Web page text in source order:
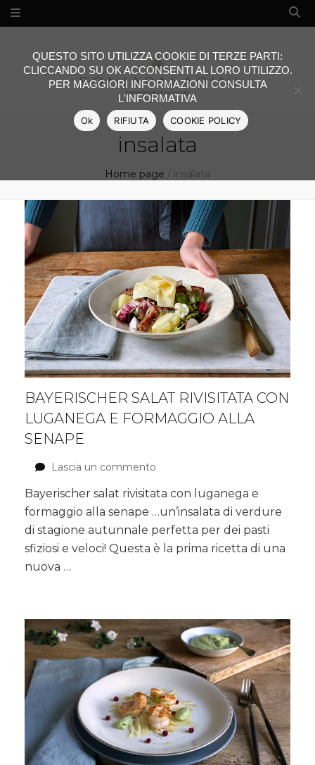
insalata
Home page / insalata
BAYERISCHER SALAT RIVISITATA CON
LUGANEGA E FORMAGGIO ALLA
SENAPE
Lascia un commento
salat
rivisitata
con
luganega
e
Bayerischer salat rivisitata con luganega e
formaggio alla senape …un’insalata di verdure
di stagione autunnale perfetta per dei pasti
sfiziosi e veloci! Questa è la prima ricetta di una
nuova …
QUESTO SITO UTILIZZA COOKIE DI TERZE PARTI:
CLICCANDO SU OK ACCONSENTI AL LORO UTILIZZO.
PER MAGGIORI INFORMAZIONI CONSULTA
L'INFORMATIVA
Ok RIFIUTA COOKIE POLICY